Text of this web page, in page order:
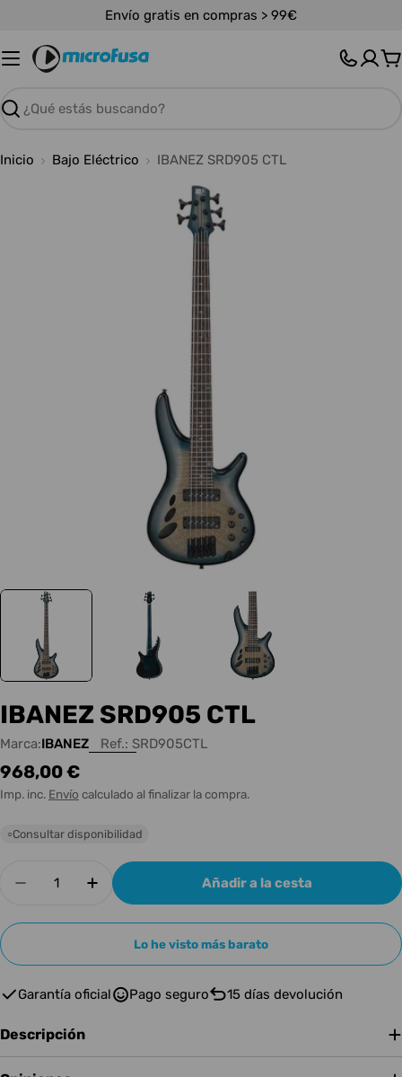
contenido
Envío gratis en compras > 99€
Buscar
Inicio Bajo Eléctrico IBANEZ SRD905 CTL
IBANEZ SRD905 CTL
Marca:IBANEZ Ref.: SRD905CTL
Precio
habitual
968,00 €
Imp. inc. Envío calculado al finalizar la compra.
○Consultar disponibilidad
Disminuir cantidad para IBANEZ SRD905 CTL
Aumentar cantidad para IBANEZ
Añadir a la cesta
Lo he visto más barato
Garantía oficial Pago seguro 15 días devolución
Descripción